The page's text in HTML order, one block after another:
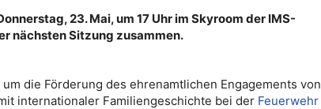
23. Mai, um 17 Uhr im Skyroom der IMS-
nächsten Sitzung zusammen.
die Förderung des ehrenamtlichen Engagements von
internationaler Familiengeschichte bei der Feuerwehr